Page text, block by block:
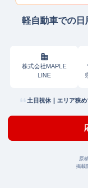
軽自動車での
株式会社MAPLE
LINE
土日祝休｜エリア狭
原
掲載